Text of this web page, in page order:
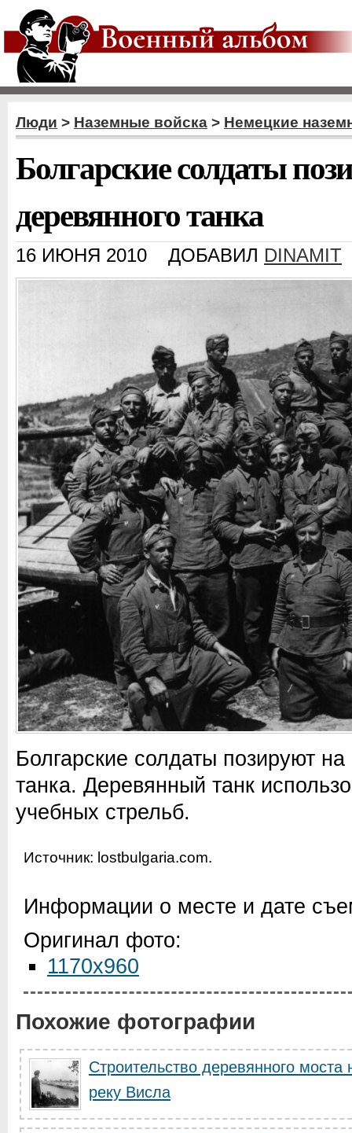
Люди > Наземные войска > Немецкие
Болгарские солдаты
деревянного танка
16 ИЮНЯ 2010 ДОБАВИЛ DINAMIT
Болгарские солдаты позируют
танка. Деревянный танк
учебных стрельб.
Источник: lostbulgaria.com.
Информации о месте и дате
Оригинал фото:
1170x960
Похожие фотографии
Строительство деревянного моста
реку Висла